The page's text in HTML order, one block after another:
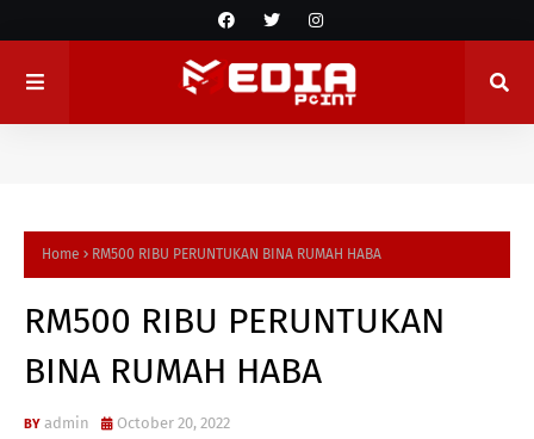
Home RM500 RIBU PERUNTUKAN BINA RUMAH HABA
RM500 RIBU PERUNTUKAN
BINA RUMAH HABA
admin October 20, 2022